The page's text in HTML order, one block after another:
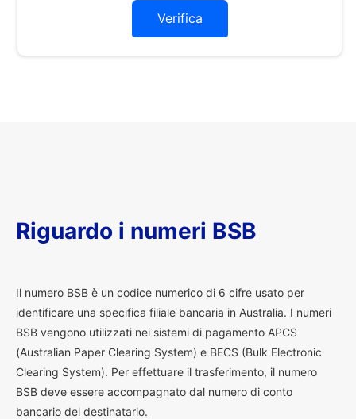
Verifica
Riguardo i numeri BSB
Il numero BSB è un codice numerico di 6 cifre usato per
identificare una specifica filiale bancaria in Australia. I numeri
BSB vengono utilizzati nei sistemi di pagamento APCS
(Australian Paper Clearing System) e BECS (Bulk Electronic
Clearing System). Per effettuare il trasferimento, il numero
BSB deve essere accompagnato dal numero di conto
bancario del destinatario.